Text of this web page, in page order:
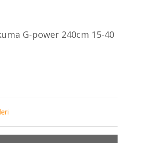
G-power 240cm 15-40